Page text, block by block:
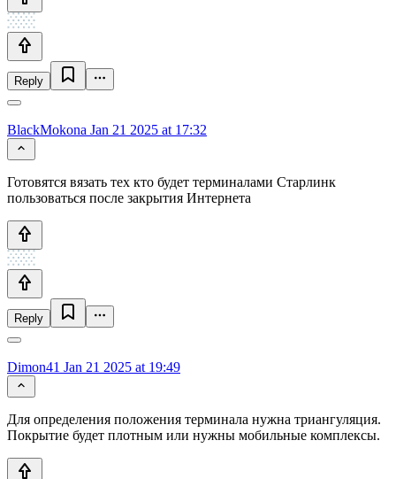
Reply
BlackMokona Jan 21 2025 at 17:32
Готовятся вязать тех кто будет терминалами Старлинк
пользоваться после закрытия Интернета
Reply
Dimon41 Jan 21 2025 at 19:49
Для определения положения терминала нужна триангуляция.
Покрытие будет плотным или нужны мобильные комплексы.